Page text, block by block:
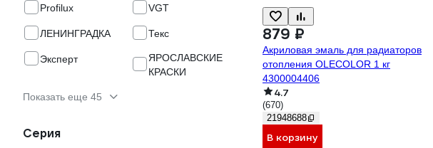
Profilux VGT
ЛЕНИНГРАДКА Текс
Эксперт
ЯРОСЛАВСКИЕ
КРАСКИ
Показать еще 45
Серия
879 ₽
Акриловая эмаль для радиаторов
отопления OLECOLOR 1 кг
4300004406
4.7
(670)
21948688
В корзину